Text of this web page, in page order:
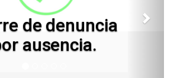
de denuncia
ausencia.